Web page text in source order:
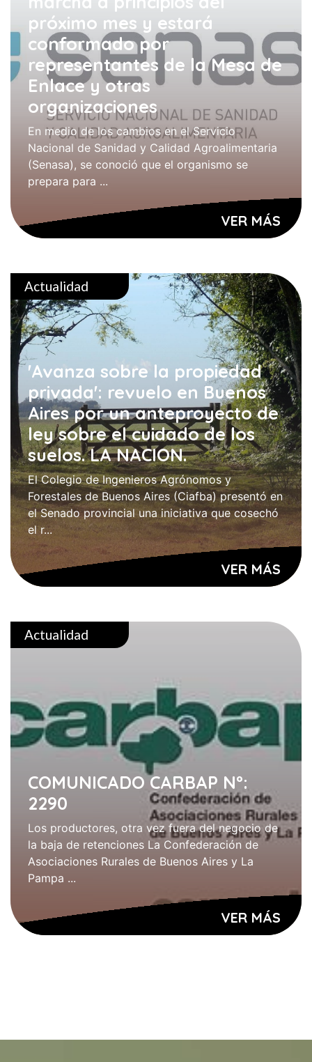
próximo mes y estará
conformado por
representantes de la Mesa de
Enlace y otras
organizaciones
En medio de los cambios en el Servicio
Nacional de Sanidad y Calidad Agroalimentaria
(Senasa), se conoció que el organismo se
prepara para ...
VER MÁS
Actualidad
'Avanza sobre la propiedad
privada': revuelo en Buenos
Aires por un anteproyecto de
ley sobre el cuidado de los
suelos. LA NACION.
El Colegio de Ingenieros Agrónomos y
Forestales de Buenos Aires (Ciafba) presentó en
el Senado provincial una iniciativa que cosechó
el r...
VER MÁS
Actualidad
COMUNICADO CARBAP Nº:
2290
Los productores, otra vez fuera del negocio de
la baja de retenciones La Confederación de
Asociaciones Rurales de Buenos Aires y La
Pampa ...
VER MÁS